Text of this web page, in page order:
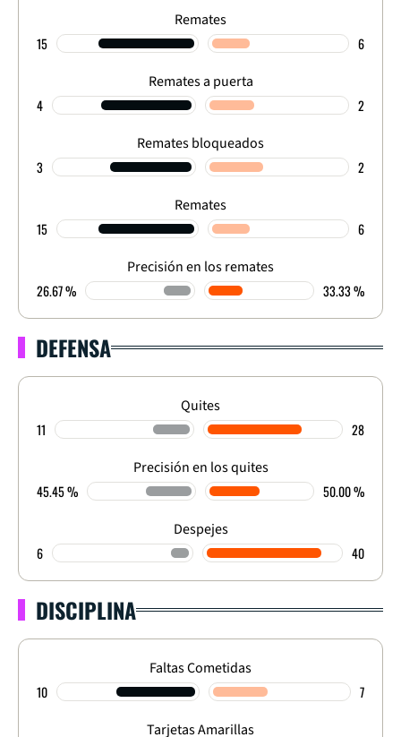
Remates
15 6
Remates a puerta
4 2
Remates bloqueados
3 2
Remates
15 6
Precisión en los remates
26.67 % 33.33 %
DEFENSA
Quites
11 28
Precisión en los quites
45.45 % 50.00 %
Despejes
6 40
DISCIPLINA
Faltas Cometidas
10 7
Tarjetas Amarillas